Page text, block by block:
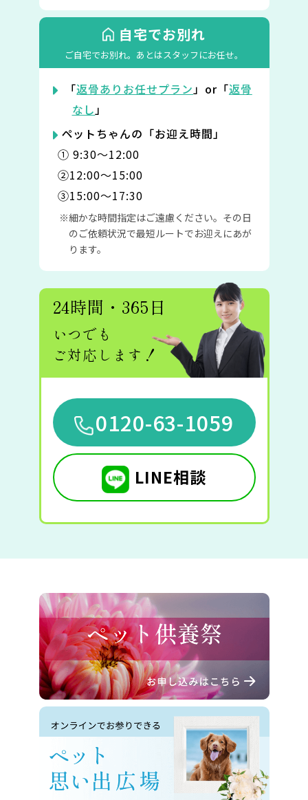
自宅でお別れ
ご自宅でお別れ。 あとはスタッフにお任せ。
「返骨ありお任せプラン」or「返骨
なし」
ペットちゃんの「お迎え時間」
① 9:30〜12:00
②12:00〜15:00
③15:00〜17:30
細かな時間指定はご遠慮ください。その日
のご依頼状況で最短ルートでお迎えにあが
ります。
24時間・365日
いつでも
ご対応します！
0120-63-1059
LINE相談